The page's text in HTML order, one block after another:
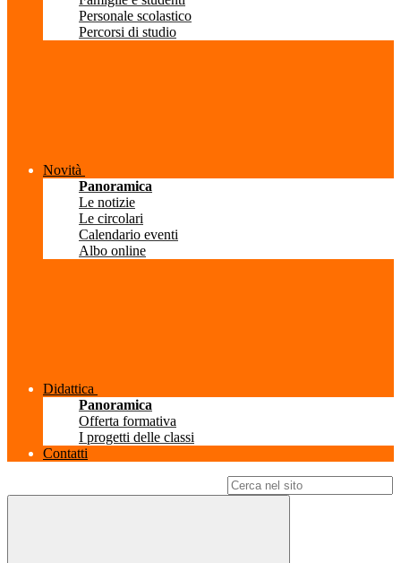
Personale scolastico
Percorsi di studio
Novità
Panoramica
Le notizie
Le circolari
Calendario eventi
Albo online
Didattica
Panoramica
Offerta formativa
I progetti delle classi
Contatti